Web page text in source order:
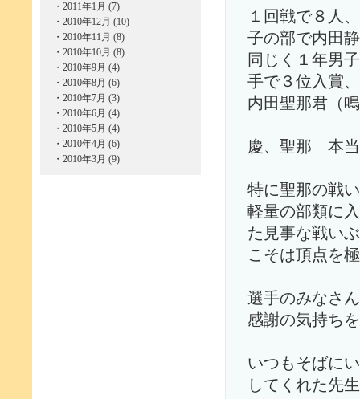
１回戦で８人
子の部で内田
同じく１年男
手で３位入賞
内田聖那君（
慶、聖那 本当
特に聖那の戦
軽量の部類に
た見事な戦い
こそは頂点を
選手のみなさ
感謝の気持ち
いつもそばに
してくれた先
・ 2011年1月 (7)
・ 2010年12月 (10)
・ 2010年11月 (8)
・ 2010年10月 (8)
・ 2010年9月 (4)
・ 2010年8月 (6)
・ 2010年7月 (3)
・ 2010年6月 (4)
・ 2010年5月 (4)
・ 2010年4月 (6)
・ 2010年3月 (9)